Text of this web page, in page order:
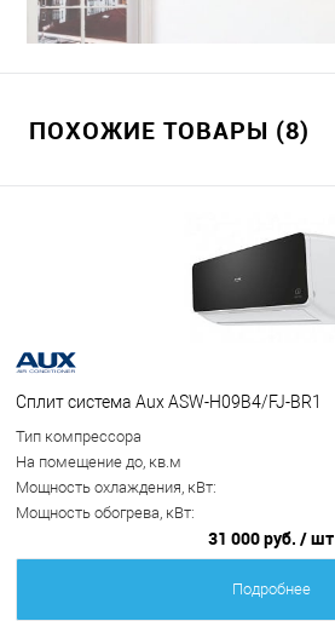
ПОХОЖИЕ ТОВАРЫ (8)
Сплит система Aux ASW-H09B4/FJ-BR1
Тип компрессора
На помещение до, кв.м
Мощность охлаждения, кВт:
Мощность обогрева, кВт:
31 000 руб. / шт
Подробнее